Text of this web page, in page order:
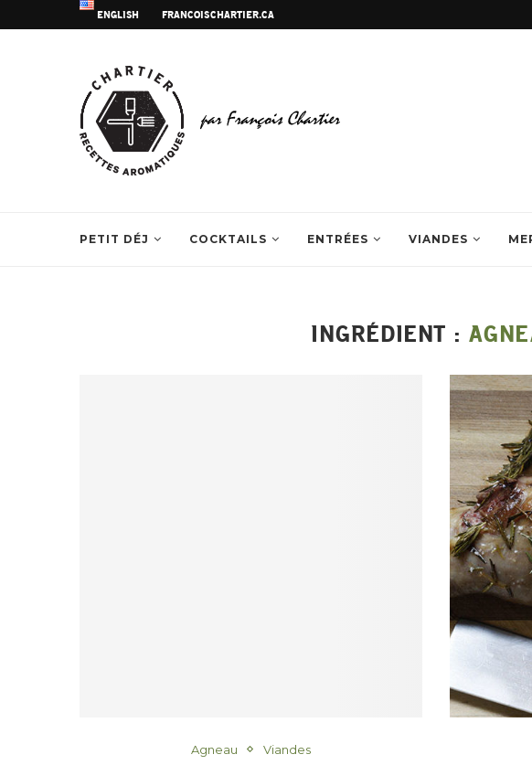
ENGLISH FRANCOISCHARTIER.CA
PETIT DÉJ COCKTAILS ENTRÉES VIANDES
INGRÉDIENT :
Agneau Viandes